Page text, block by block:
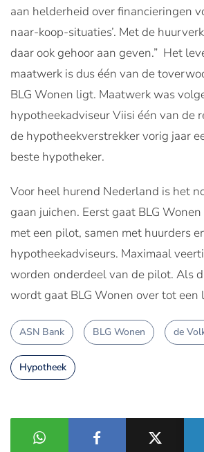
aan helderheid over financieringen
naar-koop-situaties’. Met de
daar ook gehoor aan geven.” Het
maatwerk is dus één van de
BLG Wonen ligt. Maatwerk was
hypotheekadviseur Viisi één van de
de hypotheekverstrekker vorig jaar
beste hypotheker.
Voor heel hurend Nederland is het
gaan juichen. Eerst gaat BLG
met een pilot, samen met huurders
hypotheekadviseurs. Maximaal
worden onderdeel van de pilot. Als
wordt gaat BLG Wonen over tot een
ASN Bank BLG Wonen de
Hypotheek